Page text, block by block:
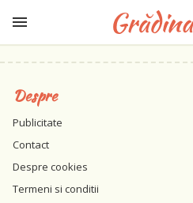
Despre
Publicitate
Contact
Despre cookies
Termeni si conditii